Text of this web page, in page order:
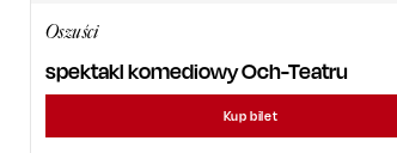
Oszuści
spektakl komediowy Och-Teatru
Kup bilet